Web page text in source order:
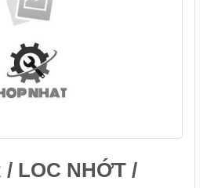
/ LOC NHỚT /